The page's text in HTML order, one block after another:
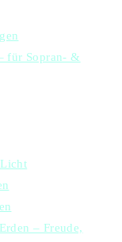
für Sopran- &
– Freude,